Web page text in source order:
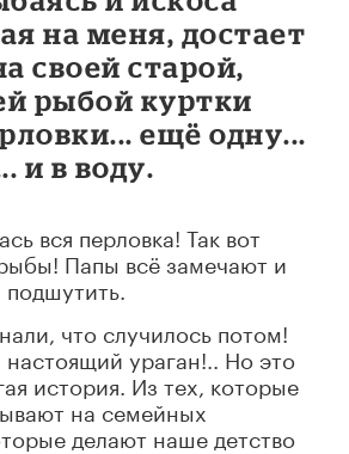
на меня, достает
своей старой,
рыбой куртки
ещё одну...
и в воду.
вся перловка! Так вот
Папы всё замечают и
что случилось потом!
настоящий ураган!.. Но это
история. Из тех, которые
на семейных
делают наше детство